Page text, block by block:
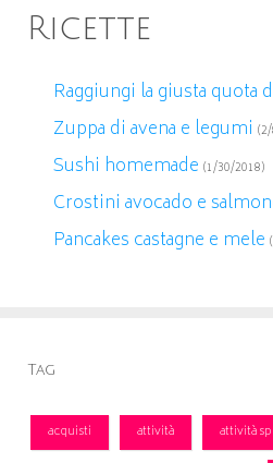
Ricette
Raggiungi la giusta quota
Zuppa di avena e legumi
Sushi homemade (1/30/2018)
Crostini avocado e
Pancakes castagne e mele
Tag
acquisti attività attività